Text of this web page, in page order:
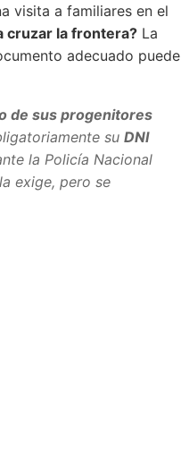
visita a familiares en el
cruzar la frontera? La
adecuado puede
de sus progenitores
su DNI
la Policía Nacional
exige, pero se